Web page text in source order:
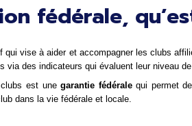
fédérale,
qui vise à aider et accompagner les clubs
via des indicateurs qui évaluent leur niveau
clubs est une garantie fédérale qui permet
dans la vie fédérale et locale.